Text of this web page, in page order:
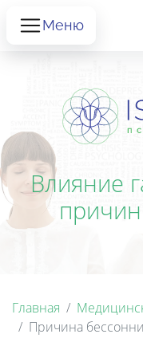
Меню
Влияние
Главная
Причина